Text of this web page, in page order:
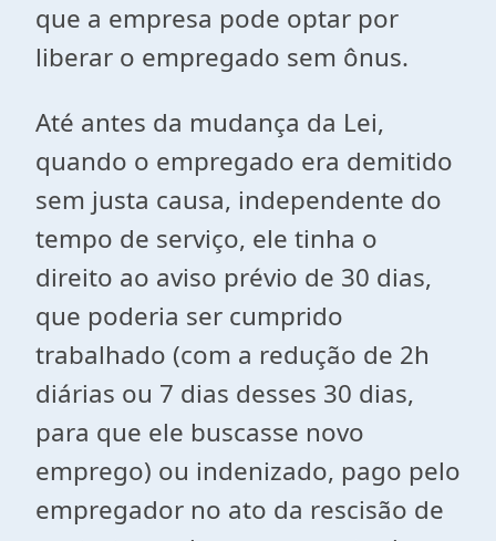
que a empresa pode optar por
liberar o empregado sem ônus.
Até antes da mudança da Lei,
quando o empregado era demitido
sem justa causa, independente do
tempo de serviço, ele tinha o
direito ao aviso prévio de 30 dias,
que poderia ser cumprido
trabalhado (com a redução de 2h
diárias ou 7 dias desses 30 dias,
para que ele buscasse novo
emprego) ou indenizado, pago pelo
empregador no ato da rescisão de